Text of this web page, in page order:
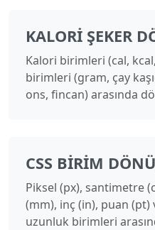
KALORI ŞEKER
Kalori birimleri (cal,
birimleri (gram, çay
ons, fincan) arasında
CSS BIRIM
Piksel (px), santimetre
(mm), inç (in), puan (pt)
uzunluk birimleri